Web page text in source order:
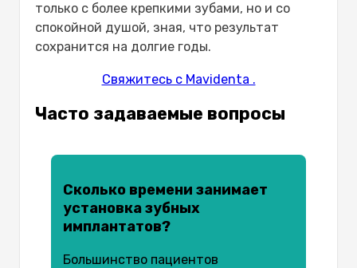
только с более крепкими зубами, но и со
спокойной душой, зная, что результат
сохранится на долгие годы.
Свяжитесь с Mavidenta .
Часто задаваемые вопросы
Сколько времени занимает
установка зубных
имплантатов?
Большинство пациентов